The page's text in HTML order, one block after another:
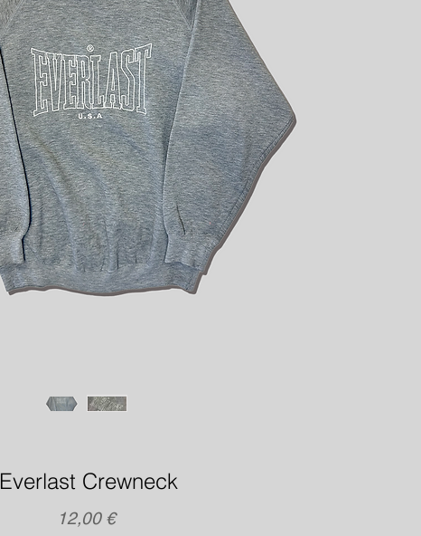
Everlast Crewneck
12,00 €Precio